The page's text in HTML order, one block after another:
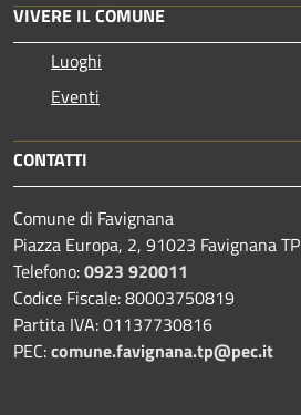
VIVERE IL COMUNE
Luoghi
Eventi
CONTATTI
Comune di Favignana
Piazza Europa, 2, 91023 Favignana TP
Telefono:0923 920011
Codice Fiscale: 80003750819
Partita IVA: 01137730816
PEC:comune.favignana.tp@pec.it